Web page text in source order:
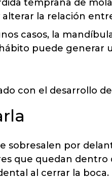
temprana de
la relación
casos, la
puede generar
sobresalen por
que quedan
al cerrar la boca.